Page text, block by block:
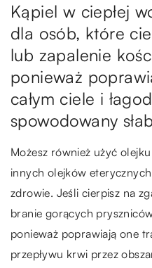
Kąpiel w ciepłej
dla osób, które
lub zapalenie
ponieważ
całym ciele i
spowodowany
Możesz również użyć
innych olejków
zdrowie. Jeśli cierpisz na
branie gorących
ponieważ poprawiają one
przepływu krwi przez